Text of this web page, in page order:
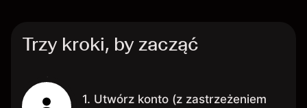
Trzy kroki, by zacząć
1. Utwórz konto (z zastrzeżeniem